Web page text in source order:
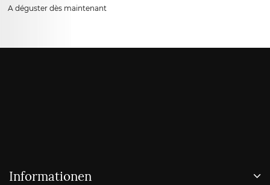
A déguster dès maintenant
Informationen